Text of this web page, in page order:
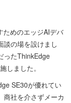
ためのエッジAIデバ
談の場を設けまし
ったThinkEdge
しました。
SE30が優れてい
商社を介さずメーカ